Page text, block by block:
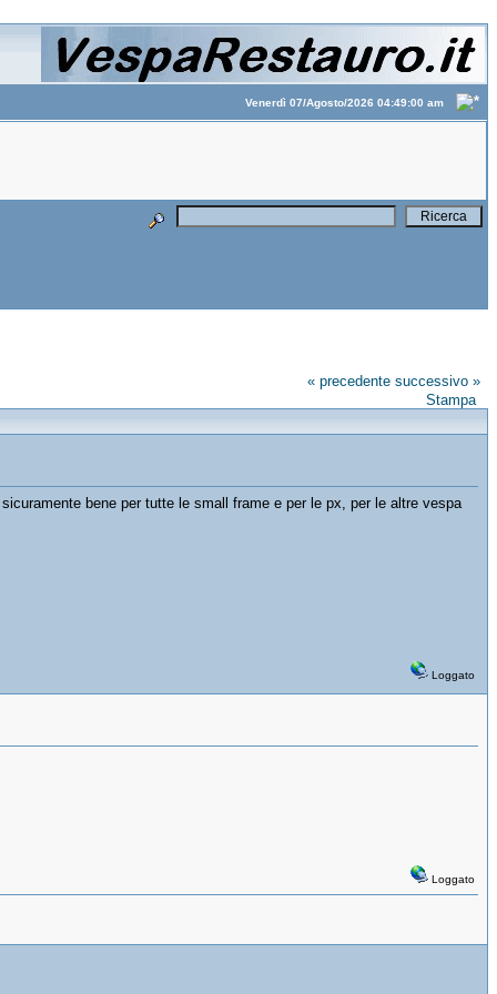
Venerdì 07/Agosto/2026 04:49:00 am
« precedente successivo »
Stampa
bene per tutte le small frame e per le px, per le altre vespa
Loggato
Loggato